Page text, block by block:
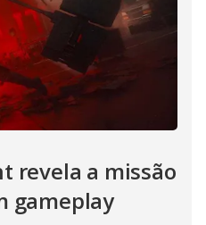
revela a missão
gameplay